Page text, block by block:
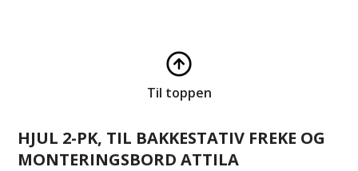
Til toppen
HJUL 2-PK, TIL BAKKESTATIV FREKE OG
MONTERINGSBORD ATTILA